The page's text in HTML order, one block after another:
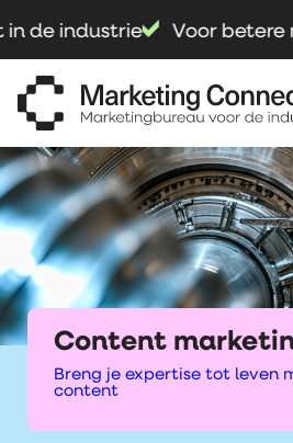
de industrie Voor betere
Content
Breng je expertise tot leven
content